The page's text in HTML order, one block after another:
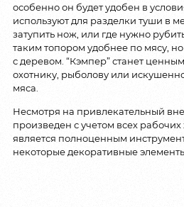
особенно он будет удобен в
используют для разделки туши в
затупить нож, или где нужно
таким топором удобнее по мясу,
с деревом. “Кэмпер” станет
охотнику, рыболову или
мяса.
Несмотря на привлекательный
произведен с учетом всех рабочих
является полноценным
некоторые декоративные